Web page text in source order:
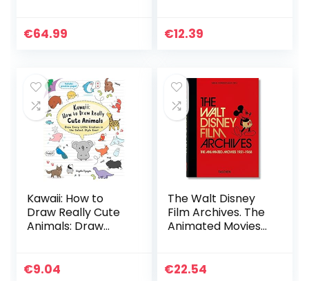
der [Kalendar]
€64.99
Levels Of Difficulty
For 12 Year Old Girl
€12.39
Kawaii: How to
Draw Really Cute
Animals: Draw
Cutest Style Ever!
€9.04
The Walt Disney
Film Archives. The
Animated Movies
Movies 1921-1968:
€22.54